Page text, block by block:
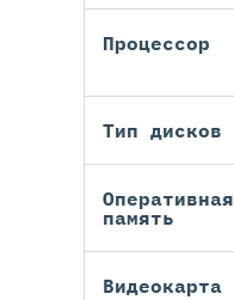
Процессор
Тип дисков
Оперативная
память
Видеокарта